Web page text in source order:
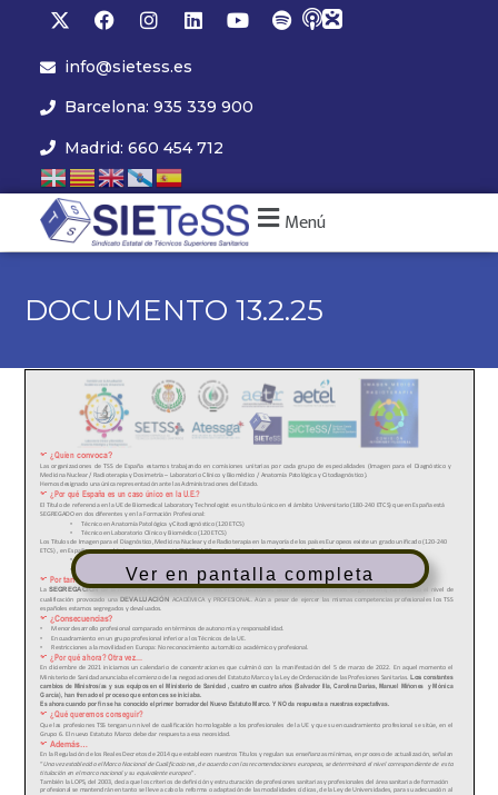
info@sietess.es
Barcelona: 935 339 900
Madrid: 660 454 712
Menú
DOCUMENTO 13.2.25
Ver en pantalla completa